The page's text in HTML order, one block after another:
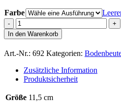
Farbe
Rasierpinsel,
barock,
natur
(Kirsche,
Buche,
Nussbaum),
Dachshaar
Silberspitz,
11,5cm
Menge
In den Warenkorb
Art.-Nr.: 692 Kategorien:
Zusätzliche Information
Produktsicherheit
Größe 11,5 cm